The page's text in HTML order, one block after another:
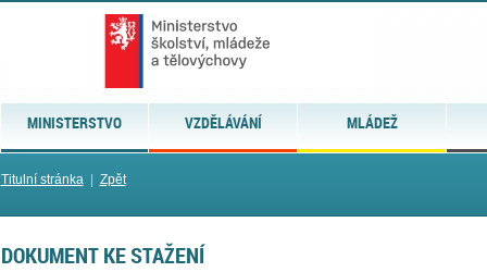
MINISTERSTVO VZDĚLÁVÁNÍ MLÁDEŽ
Titulní stránka| Zpět
DOKUMENT KE STAŽENÍ